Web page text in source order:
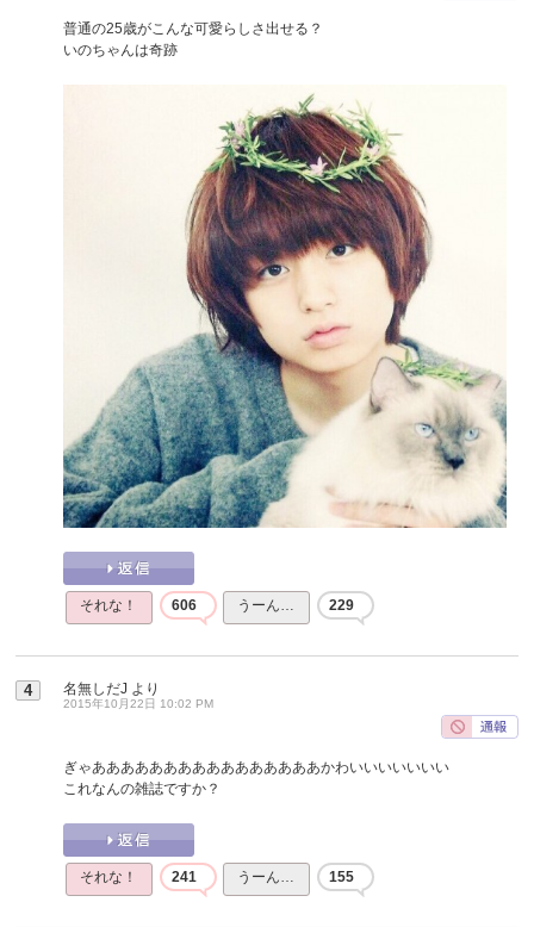
普通の25歳がこんな可愛らしさ出せる？
いのちゃんは奇跡
それな！ 606 うーん… 229
4 名無しだJ より
2015年10月22日 10:02 PM
ぎゃああああああああああああああああかわいいいいいいい
これなんの雑誌ですか？
それな！ 241 うーん… 155